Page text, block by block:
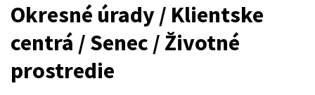
Okresné úrady / Klientske
centrá / Senec / Životné
prostredie